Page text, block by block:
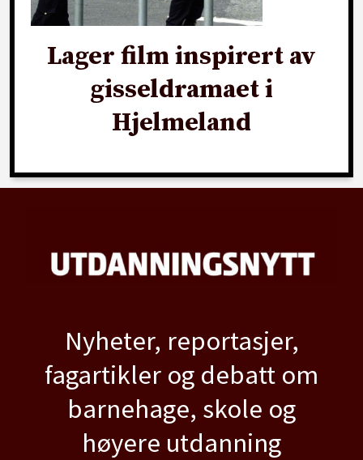
Lager film inspirert av
gisseldramaet i
Hjelmeland
Nyheter, reportasjer,
fagartikler og debatt om
barnehage, skole og
høyere utdanning